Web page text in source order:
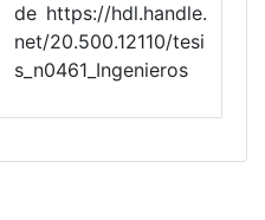
de https://hdl.handle.
net/20.500.12110/tesi
s_n0461_Ingenieros